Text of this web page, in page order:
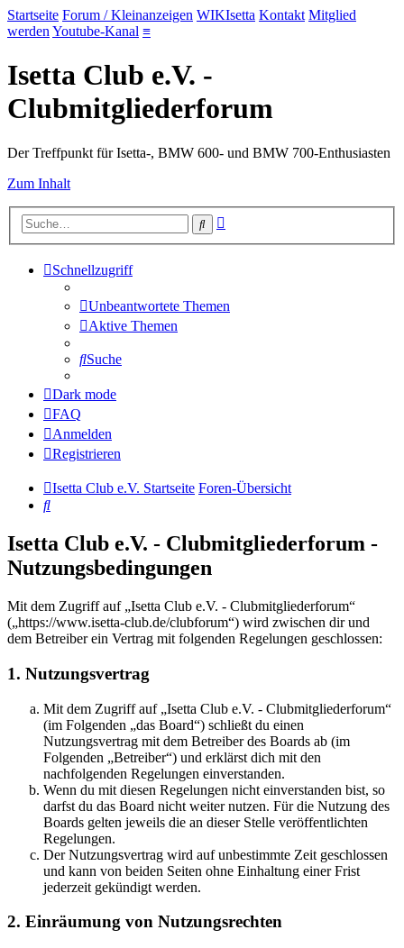
Startseite Forum / Kleinanzeigen WIKIsetta Kontakt Mitglied
werden Youtube-Kanal ≡
Isetta Club e.V. -
Clubmitgliederforum
Der Treffpunkt für Isetta-, BMW 600- und BMW 700-Enthusiasten
Zum Inhalt
Suche
Schnellzugriff
Unbeantwortete Themen
Aktive Themen
Suche
Dark mode
FAQ
Anmelden
Registrieren
Isetta Club e.V. Startseite Foren-Übersicht
Suche
Isetta Club e.V. - Clubmitgliederforum -
Nutzungsbedingungen
Mit dem Zugriff auf „Isetta Club e.V. - Clubmitgliederforum“
(„https://www.isetta-club.de/clubforum“) wird zwischen dir und
dem Betreiber ein Vertrag mit folgenden Regelungen geschlossen:
1. Nutzungsvertrag
Mit dem Zugriff auf „Isetta Club e.V. - Clubmitgliederforum“
(im Folgenden „das Board“) schließt du einen
Nutzungsvertrag mit dem Betreiber des Boards ab (im
Folgenden „Betreiber“) und erklärst dich mit den
nachfolgenden Regelungen einverstanden.
Wenn du mit diesen Regelungen nicht einverstanden bist, so
darfst du das Board nicht weiter nutzen. Für die Nutzung des
Boards gelten jeweils die an dieser Stelle veröffentlichten
Regelungen.
Der Nutzungsvertrag wird auf unbestimmte Zeit geschlossen
und kann von beiden Seiten ohne Einhaltung einer Frist
jederzeit gekündigt werden.
2. Einräumung von Nutzungsrechten